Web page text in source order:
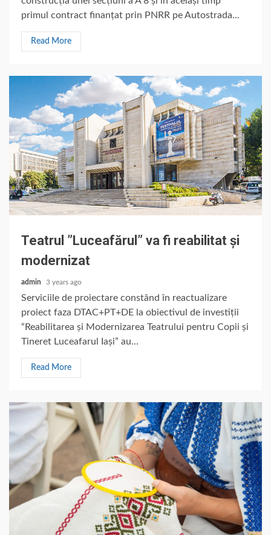
primul contract finanțat prin PNRR pe Autostrada...
Read More
Teatrul ”Luceafărul” va fi reabilitat și
modernizat
admin 3 years ago
Serviciile de proiectare constând în reactualizare
proiect faza DTAC+PT+DE la obiectivul de investiții
“Reabilitarea și Modernizarea Teatrului pentru Copii și
Tineret Luceafarul Iași” au...
Read More